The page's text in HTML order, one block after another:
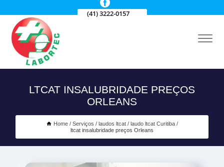
(41) 3222-0157
LTCAT INSALUBRIDADE PREÇOS
ORLEANS
Home Serviços laudos ltcat
laudo ltcat Curitiba
ltcat insalubridade preços Orleans